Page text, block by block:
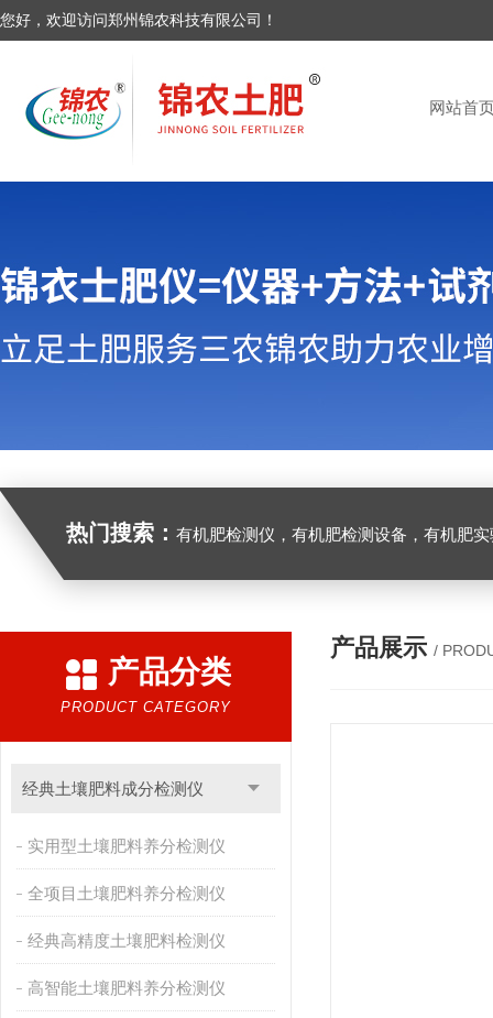
您好，欢迎访问郑州锦农科技有限公司！
网站首
热门搜索： 有机肥检测仪，有机肥检测设备，有机肥实验室设备，生物有
产品分类
PRODUCT CATEGORY
经典土壤肥料成分检测仪
实用型土壤肥料养分检测仪
全项目土壤肥料养分检测仪
经典高精度土壤肥料检测仪
高智能土壤肥料养分检测仪
产品展示 /